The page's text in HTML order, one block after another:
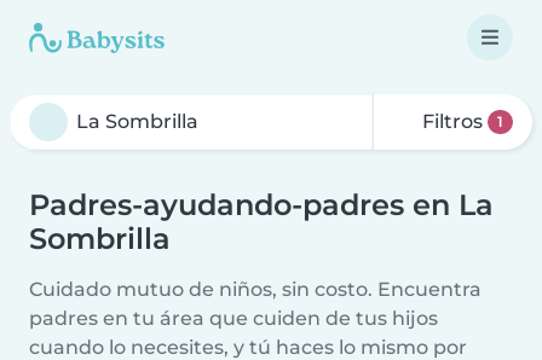
Filtros 1
Padres-ayudando-padres en La
Sombrilla
Cuidado mutuo de niños, sin costo. Encuentra
padres en tu área que cuiden de tus hijos
cuando lo necesites, y tú haces lo mismo por